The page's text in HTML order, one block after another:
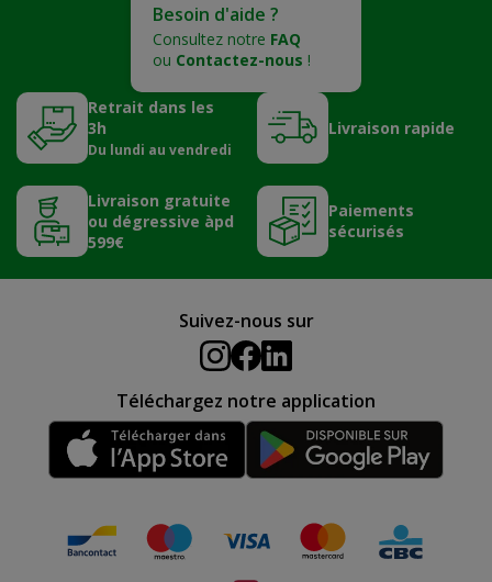
Besoin d'aide ?
Consultez notre FAQ
ou Contactez-nous !
Retrait dans les
3h
Du lundi au vendredi
Livraison rapide
Livraison gratuite
ou dégressive àpd
599€
Paiements
sécurisés
Suivez-nous sur
Téléchargez notre application